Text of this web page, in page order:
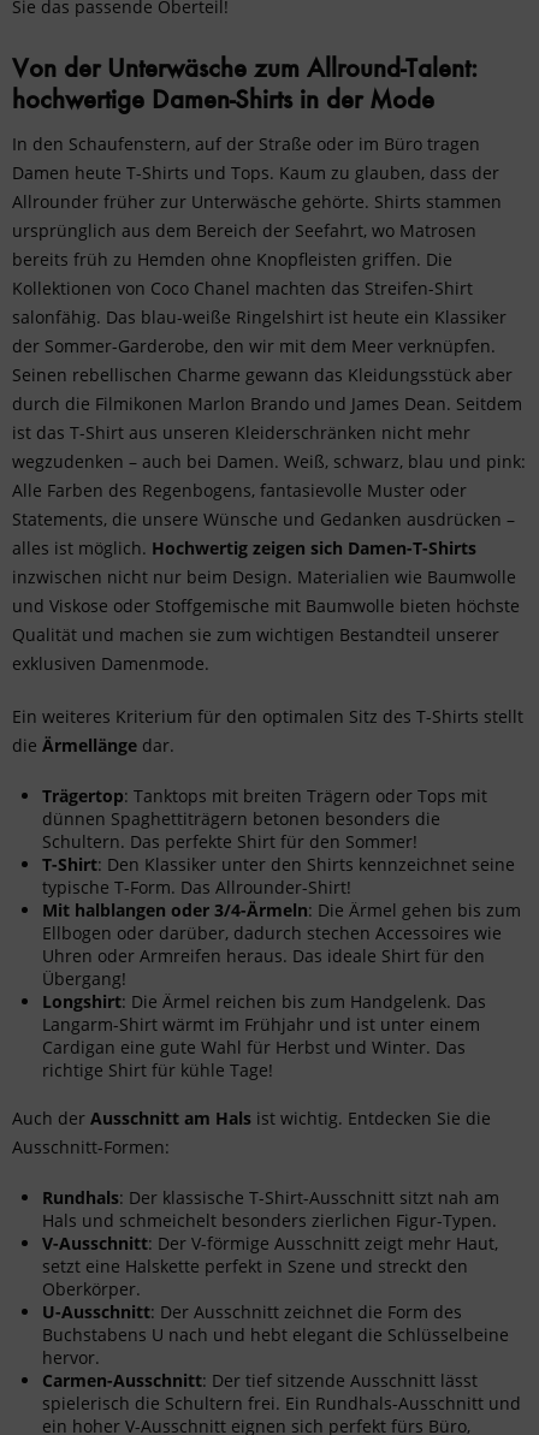
Sie das passende Oberteil!
Von der Unterwäsche zum Allround-Talent:
hochwertige Damen-Shirts in der Mode
In den Schaufenstern, auf der Straße oder im Büro tragen
Damen heute T-Shirts und Tops. Kaum zu glauben, dass der
Allrounder früher zur Unterwäsche gehörte. Shirts stammen
ursprünglich aus dem Bereich der Seefahrt, wo Matrosen
bereits früh zu Hemden ohne Knopfleisten griffen. Die
Kollektionen von Coco Chanel machten das Streifen-Shirt
salonfähig. Das blau-weiße Ringelshirt ist heute ein Klassiker
der Sommer-Garderobe, den wir mit dem Meer verknüpfen.
Seinen rebellischen Charme gewann das Kleidungsstück aber
durch die Filmikonen Marlon Brando und James Dean. Seitdem
ist das T-Shirt aus unseren Kleiderschränken nicht mehr
wegzudenken – auch bei Damen. Weiß, schwarz, blau und pink:
Alle Farben des Regenbogens, fantasievolle Muster oder
Statements, die unsere Wünsche und Gedanken ausdrücken –
alles ist möglich. Hochwertig zeigen sich Damen-T-Shirts
inzwischen nicht nur beim Design. Materialien wie Baumwolle
und Viskose oder Stoffgemische mit Baumwolle bieten höchste
Qualität und machen sie zum wichtigen Bestandteil unserer
exklusiven Damenmode.
Ein weiteres Kriterium für den optimalen Sitz des T-Shirts stellt
die Ärmellänge dar.
Trägertop: Tanktops mit breiten Trägern oder Tops mit
dünnen Spaghettiträgern betonen besonders die
Schultern. Das perfekte Shirt für den Sommer!
T-Shirt: Den Klassiker unter den Shirts kennzeichnet seine
typische T-Form. Das Allrounder-Shirt!
Mit halblangen oder 3/4-Ärmeln: Die Ärmel gehen bis zum
Ellbogen oder darüber, dadurch stechen Accessoires wie
Uhren oder Armreifen heraus. Das ideale Shirt für den
Übergang!
Longshirt: Die Ärmel reichen bis zum Handgelenk. Das
Langarm-Shirt wärmt im Frühjahr und ist unter einem
Cardigan eine gute Wahl für Herbst und Winter. Das
richtige Shirt für kühle Tage!
Auch der Ausschnitt am Hals ist wichtig. Entdecken Sie die
Ausschnitt-Formen:
Rundhals: Der klassische T-Shirt-Ausschnitt sitzt nah am
Hals und schmeichelt besonders zierlichen Figur-Typen.
V-Ausschnitt: Der V-förmige Ausschnitt zeigt mehr Haut,
setzt eine Halskette perfekt in Szene und streckt den
Oberkörper.
U-Ausschnitt: Der Ausschnitt zeichnet die Form des
Buchstabens U nach und hebt elegant die Schlüsselbeine
hervor.
Carmen-Ausschnitt: Der tief sitzende Ausschnitt lässt
spielerisch die Schultern frei. Ein Rundhals-Ausschnitt und
ein hoher V-Ausschnitt eignen sich perfekt fürs Büro,